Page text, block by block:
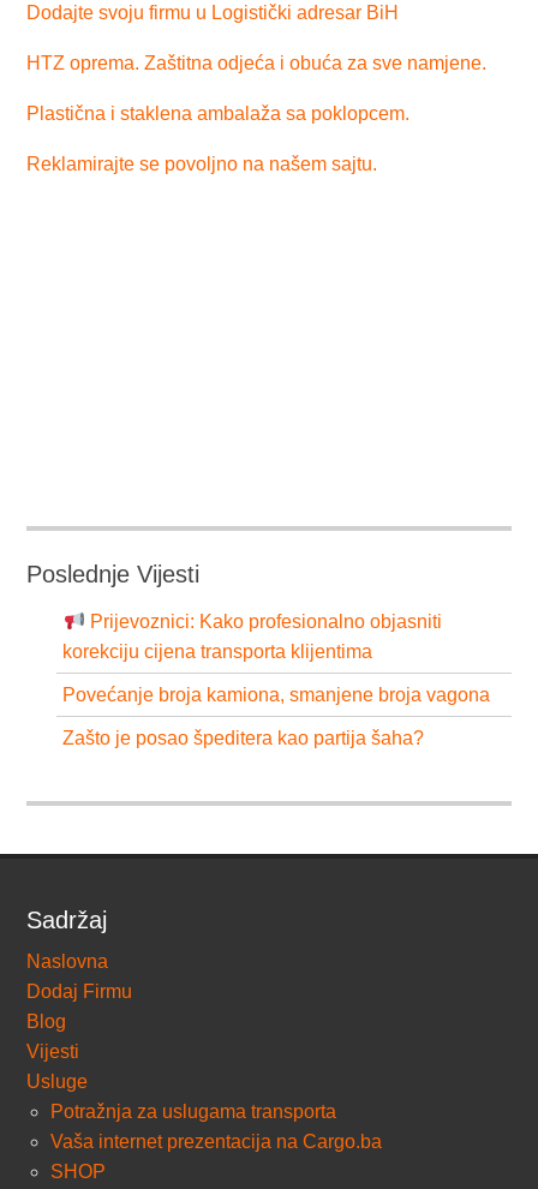
Dodajte svoju firmu u Logistički adresar BiH
HTZ oprema. Zaštitna odjeća i obuća za sve namjene.
Plastična i staklena ambalaža sa poklopcem.
Reklamirajte se povoljno na našem sajtu.
Poslednje Vijesti
Prijevoznici: Kako profesionalno objasniti
korekciju cijena transporta klijentima
Povećanje broja kamiona, smanjene broja vagona
Zašto je posao špeditera kao partija šaha?
Sadržaj
Naslovna
Dodaj Firmu
Blog
Vijesti
Usluge
Potražnja za uslugama transporta
Vaša internet prezentacija na Cargo.ba
SHOP